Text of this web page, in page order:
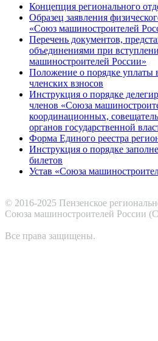
Концепция регионального
Образец заявления
«Союз машиностроителей
Перечень документов,
объединениями при
машиностроителей России»
Положение о порядке уплаты
членских взносов
Инструкция о порядке
членов «Союза
координационных,
органов государственной
Форма Единого реестра
Инструкция о порядке
билетов
Устав «Союза
© 2016-2025 Пензенское
Cоюза машиностроителей России
Все права защищены.